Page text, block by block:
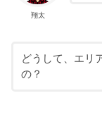
翔太
どうして、エリ
の？